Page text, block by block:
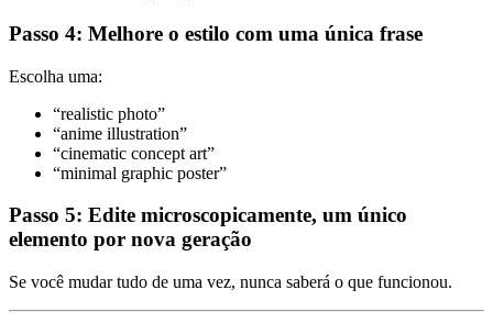
Passo 4: Melhore o estilo com uma única frase
Escolha uma:
“realistic photo”
“anime illustration”
“cinematic concept art”
“minimal graphic poster”
Passo 5: Edite microscopicamente, um único
elemento por nova geração
Se você mudar tudo de uma vez, nunca saberá o que funcionou.